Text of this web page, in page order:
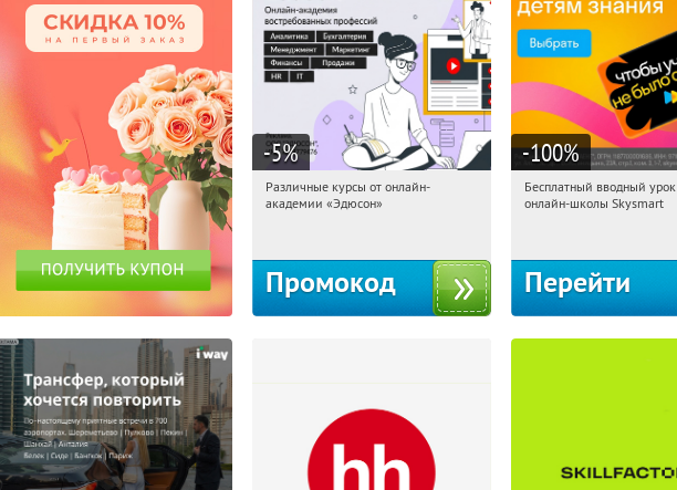
-5%
19:19:13 Получили:
Различные курсы от онлайн-
академии «Эдюсон»
Промокод
-100%
19:19:13
Бесплатный вводный
онлайн-школы Skysmart
Перейти